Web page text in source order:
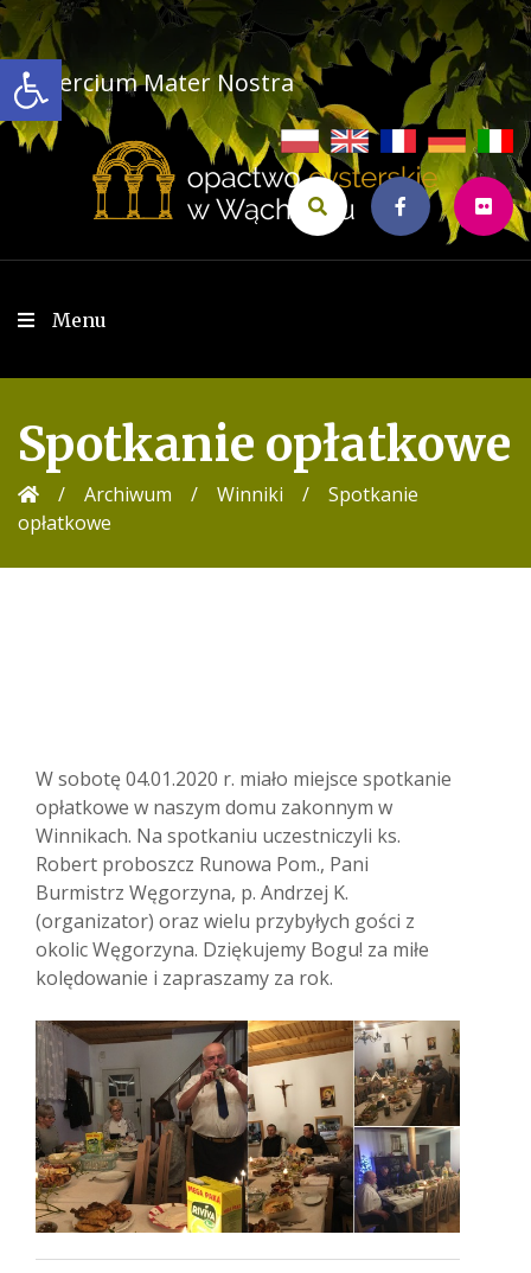
Open toolbar
Przejdź
do
treściCistercium Mater Nostra
Menu
Spotkanie opłatkowe
/ Archiwum / Winniki / Spotkanie
opłatkowe
W sobotę 04.01.2020 r. miało miejsce spotkanie
opłatkowe w naszym domu zakonnym w
Winnikach. Na spotkaniu uczestniczyli ks.
Robert proboszcz Runowa Pom., Pani
Burmistrz Węgorzyna, p. Andrzej K.
(organizator) oraz wielu przybyłych gości z
okolic Węgorzyna. Dziękujemy Bogu! za miłe
kolędowanie i zapraszamy za rok.